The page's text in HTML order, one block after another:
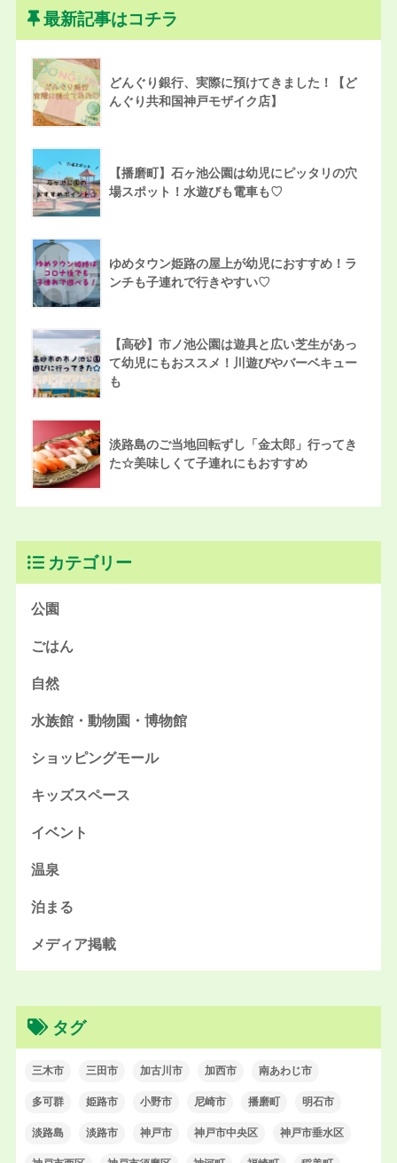
最新記事はコチラ
どんぐり銀行、実際に預けてきました！【ど
んぐり共和国神戸モザイク店】
【播磨町】石ヶ池公園は幼児にピッタリの穴
場スポット！水遊びも電車も♡
ゆめタウン姫路の屋上が幼児におすすめ！ラ
ンチも子連れで行きやすい♡
【高砂】市ノ池公園は遊具と広い芝生があっ
て幼児にもおススメ！川遊びやバーベキュー
も
淡路島のご当地回転ずし「金太郎」行ってき
た☆美味しくて子連れにもおすすめ
カテゴリー
公園
ごはん
自然
水族館・動物園・博物館
ショッピングモール
キッズスペース
イベント
温泉
泊まる
メディア掲載
タグ
三木市 三田市 加古川市 加西市 南あわじ市
多可群 姫路市 小野市 尼崎市 播磨町 明石市
淡路島 淡路市 神戸市 神戸市中央区 神戸市垂水区